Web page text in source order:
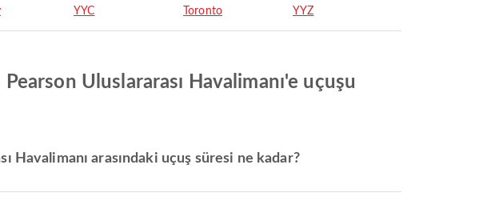
YYC Toronto YYZ
Uluslararası Havalimanı'e uçuşu
Havalimanı arasındaki uçuş süresi ne kadar?